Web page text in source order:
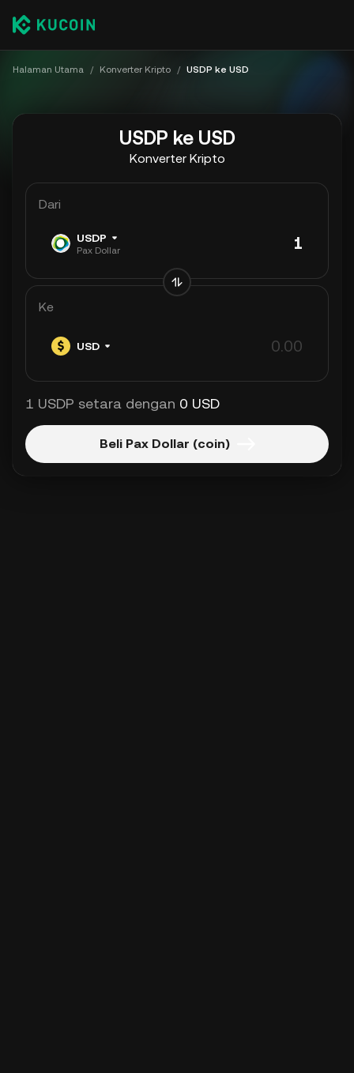
Halaman Utama / Konverter Kripto / USDP ke USD
USDP ke USD
Konverter Kripto
Dari
USDP
Pax Dollar
Ke
USD
1 USDP setara dengan 0 USD
Beli Pax Dollar (coin)